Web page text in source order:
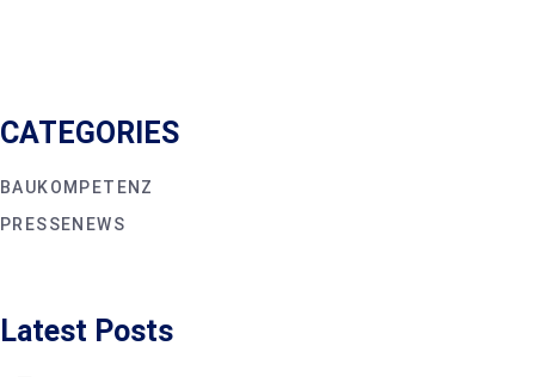
CATEGORIES
BAUKOMPETENZ
PRESSENEWS
Latest Posts